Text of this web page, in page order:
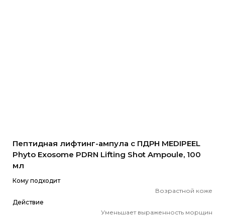
Пептидная лифтинг-ампула с ПДРН MEDIPEEL
Phyto Exosome PDRN Lifting Shot Ampoule, 100
мл
Кому подходит
Возрастной коже
Действие
Уменьшает выраженность морщин